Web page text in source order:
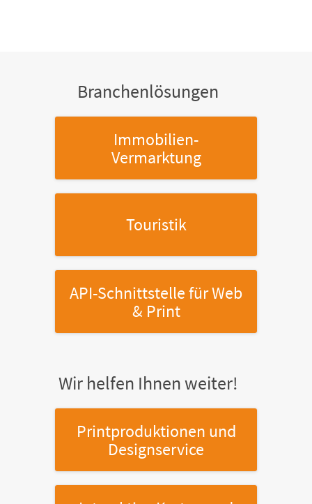
Branchenlösungen
Immobilien-
Vermarktung
Touristik
API-Schnittstellefür Web
& Print
Wir helfen Ihnen weiter!
Printproduktionen und
Designservice